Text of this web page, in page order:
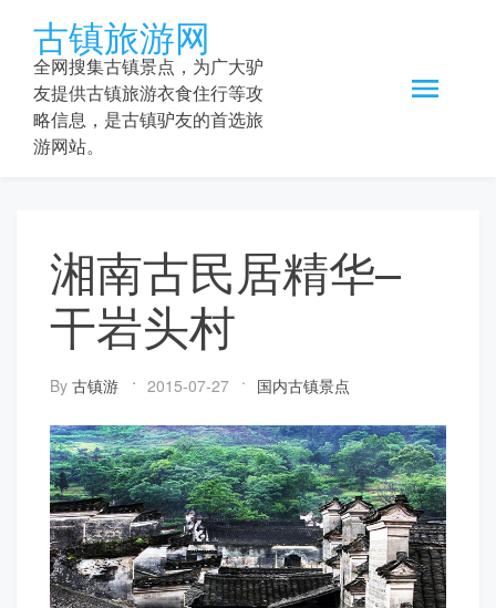
content
古镇旅游网
全网搜集古镇景点，为广大驴
友提供古镇旅游衣食住行等攻
略信息，是古镇驴友的首选旅
游网站。
湘南古民居精华–
干岩头村
By 古镇游 2015-07-27 国内古镇景点